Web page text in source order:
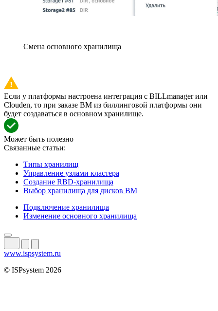
Смена основного хранилища
Если у платформы настроена интеграция с BILLmanager или
Clouden, то при заказе ВМ из биллинговой платформы они
будет создаваться в основном хранилище.
Может быть полезно
Связанные статьи:
Типы хранилищ
Управление узлами кластера
Создание RBD-хранилища
Выбор хранилища для дисков ВМ
Подключение хранилища
Изменение основного хранилища
www.ispsystem.ru
© ISPsystem 2026